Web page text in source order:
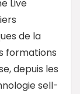
Live
de la
formations
depuis les
sell-